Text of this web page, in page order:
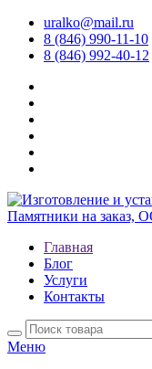
uralko@mail.ru
8 (846) 990-11-10
8 (846) 992-40-12
Главная
Блог
Услуги
Контакты
Меню